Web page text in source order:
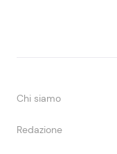
Chi siamo
Redazione